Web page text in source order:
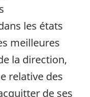
les états
meilleures
la direction,
relative des
de ses